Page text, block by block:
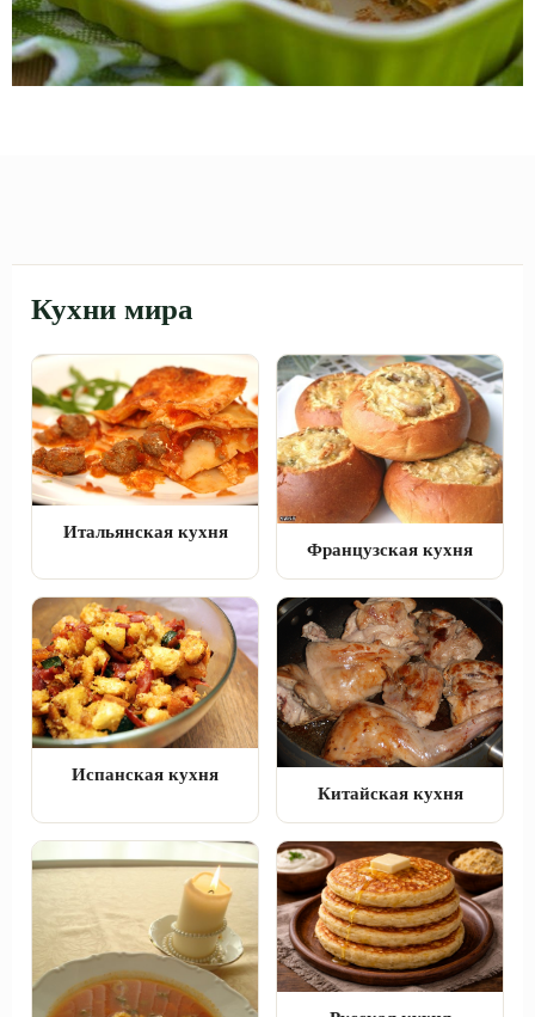
Кухни мира
Итальянская кухня
Французская кухня
Испанская кухня
Китайская кухня